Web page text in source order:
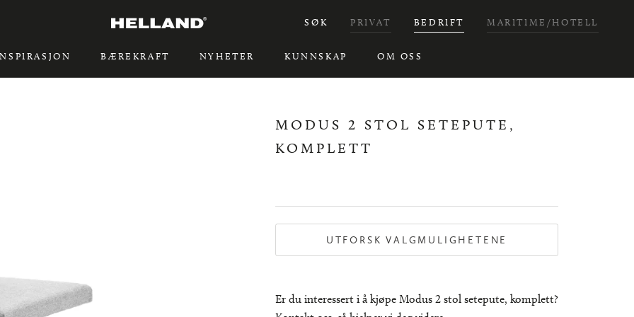
BÆREKRAFT
NYHETER KUNNSKAP OM OSS
SØK PRIVAT BEDRIFT MARITIME/HOTELL
MODUS 2 STOL SETEPUTE,
KOMPLETT
UTFORSK VALGMULIGHETENE
Er du interessert i å kjøpe Modus 2 stol setepute, komplett?